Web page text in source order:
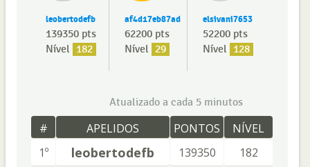
leobertodefb
139350 pts
Nível 182
af4d17eb87ad
62200 pts
Nível 29
elsivani7653
52200 pts
Nível 128
Atualizado a cada 5 minutos
# APELIDOS PONTOS
NÍVEL
1º
leobertodefb 139350
182